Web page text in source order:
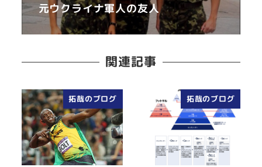
元ウクライナ軍人の友人
関連記事
拓哉のブログ 拓哉のブログ